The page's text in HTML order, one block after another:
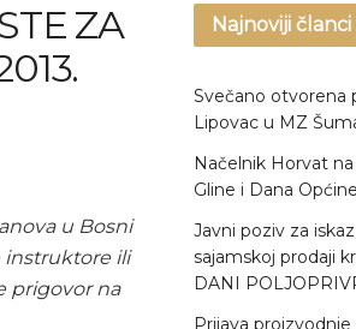
ZA
u Bosni
instruktore ili
prigovor na
Najnoviji članci
Svečano otvorena
Lipovac u MZ
Načelnik Horvat
Gline i Dana
Javni poziv za
sajamskoj prodaji
DANI
Prijava